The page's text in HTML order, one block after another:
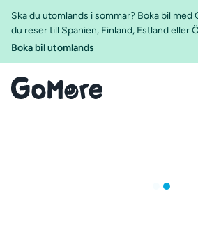
Ska du utomlands i sommar? Boka bil med
du reser till Spanien, Finland, Estland eller
Boka bil utomlands